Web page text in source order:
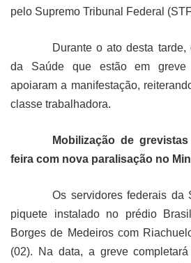
pelo Supremo Tribunal Federal
Durante o ato desta
da Saúde que estão em greve
apoiaram a manifestação,
classe trabalhadora.
Mobilização de
feira com nova paralisação no
Os servidores federais da
piquete instalado no prédio
Borges de Medeiros com
(02). Na data, a greve